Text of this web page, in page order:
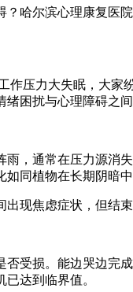
？哈尔滨心理康复医
力大失眠，大家纷
困扰与心理障碍之间
通常在压力源消失
同植物在长期阴暗中
焦虑症状，但结束
损。能边哭边完成
达到临界值。